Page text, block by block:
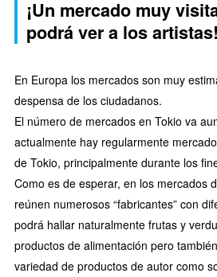
¡Un mercado muy
podrá ver a los artistas!
En Europa los mercados son muy
despensa de los ciudadanos.
El número de mercados en Tokio va
actualmente hay regularmente
de Tokio, principalmente durante los
Como es de esperar, en los mercados
reúnen numerosos “fabricantes” con
podrá hallar naturalmente frutas y
productos de alimentación pero
variedad de productos de autor como